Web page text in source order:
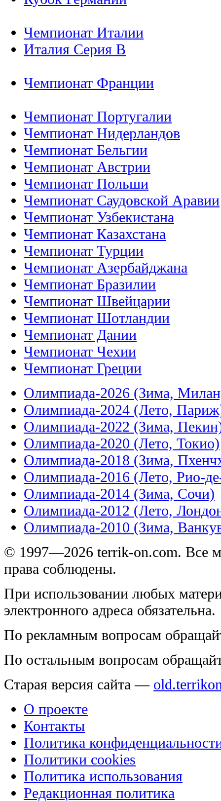
Чемпионат Италии
Италия Серия B
Чемпионат Франции
Чемпионат Португалии
Чемпионат Нидерландов
Чемпионат Бельгии
Чемпионат Австрии
Чемпионат Польши
Чемпионат Саудовской Аравии
Чемпионат Узбекистана
Чемпионат Казахстана
Чемпионат Турции
Чемпионат Азербайджана
Чемпионат Бразилии
Чемпионат Швейцарии
Чемпионат Шотландии
Чемпионат Дании
Чемпионат Чехии
Чемпионат Греции
Олимпиада-2026 (Зима,
Олимпиада-2024 (Лето,
Олимпиада-2022 (Зима,
Олимпиада-2020 (Лето, Токио)
Олимпиада-2018 (Зима,
Олимпиада-2016 (Лето, Рио-
Олимпиада-2014 (Зима, Сочи)
Олимпиада-2012 (Лето,
Олимпиада-2010 (Зима,
© 1997—2026 terrik-on.com. Все
права соблюдены.
При использовании любых
электронного адреса обязательна.
По рекламным вопросам
По остальным вопросам
Старая версия сайта —
О проекте
Контакты
Политика
Политики cookies
Политика использования
Редакционная политика